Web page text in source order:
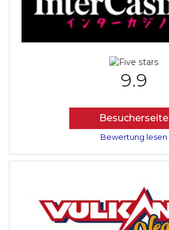
9.9
Besucherseite
Bewertung lesen